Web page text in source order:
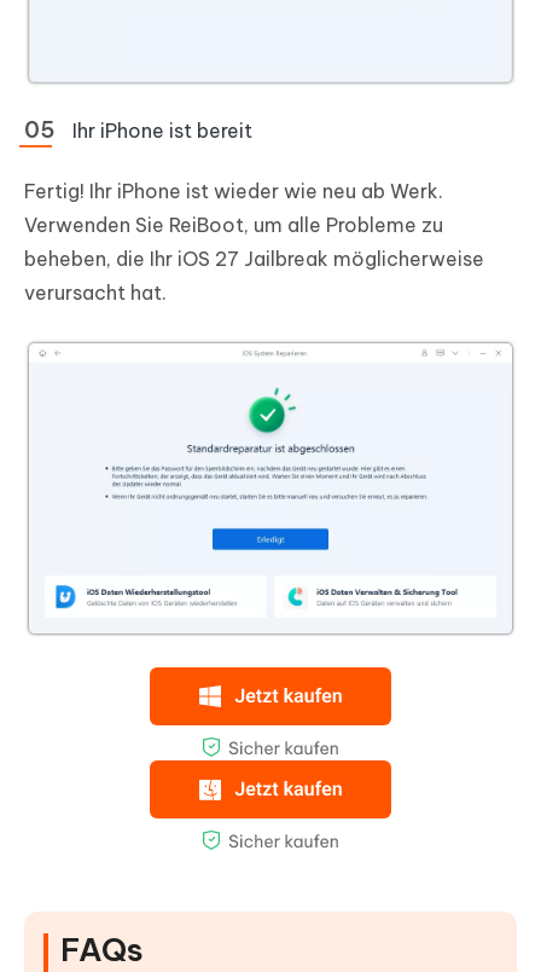
Ihr iPhone ist bereit
Fertig! Ihr iPhone ist wieder wie neu ab Werk.
Verwenden Sie ReiBoot, um alle Probleme zu
beheben, die Ihr iOS 27 Jailbreak möglicherweise
verursacht hat.
FAQs